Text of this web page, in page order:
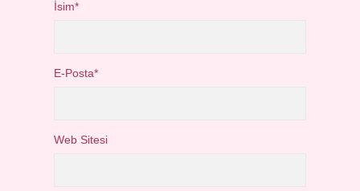
İsim*
E-Posta*
Web Sitesi